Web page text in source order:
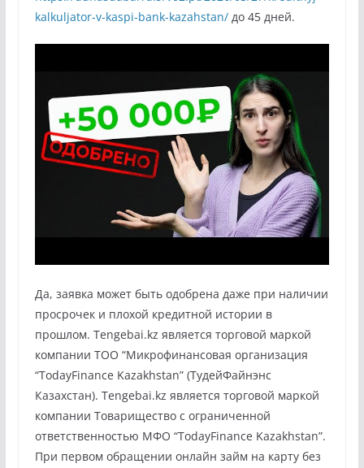
kalkuljator-v-kaspi-bank-kazahstan/до 45 дней.
Да, заявка может быть одобрена даже при наличии
просрочек и плохой кредитной истории в
прошлом. Tengebai.kz является торговой маркой
компании ТОО “Микрофинансовая организация
“TodayFinance Kazakhstan” (ТудейФайнэнс
Казахстан). Tengebai.kz является торговой маркой
компании Товарищество с ограниченной
ответственностью МФО “TodayFinance Kazakhstan”.
При первом обращении онлайн займ на карту без